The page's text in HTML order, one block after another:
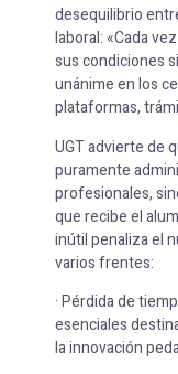
desequilibrio
laboral: «Cada
sus condiciones
unánime en los
plataformas,
UGT advierte de
puramente
profesionales,
que recibe el
inútil penaliza el
varios frentes:
· Pérdida de
esenciales
la innovación